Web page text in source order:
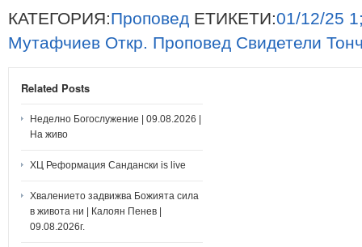
КАТЕГОРИЯ:Проповед ЕТИКЕТИ:01/12/25
Мутафчиев Откр. Проповед Свидетели
Related Posts
Неделно Богослужение | 09.08.2026 |
На живо
ХЦ Реформация Сандански is live
Хвалението задвижва Божията сила
в живота ни | Калоян Пенев |
09.08.2026г.